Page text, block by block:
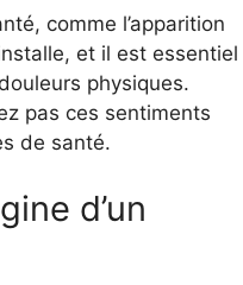
comme l’apparition
et il est essentiel
physiques.
pas ces sentiments
de santé.
d’un